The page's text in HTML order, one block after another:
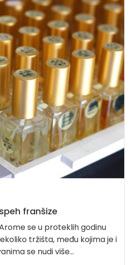
franšize
se u proteklih godinu
tržišta, među kojima je i
se nudi više...